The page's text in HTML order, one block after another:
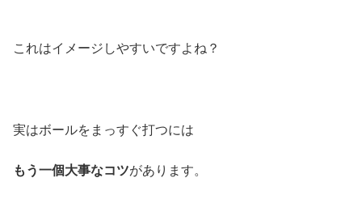
これはイメージしやすいですよね？
実はボールをまっすぐ打つには
もう一個大事なコツがあります。